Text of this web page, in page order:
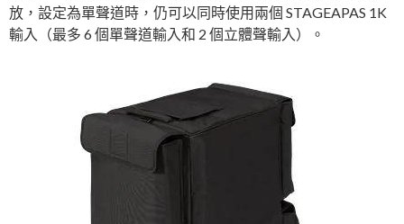
放，設定為單聲道時，仍可以同時使用兩個 STAGEAPAS 1K
輸入（最多 6 個單聲道輸入和 2 個立體聲輸入）。